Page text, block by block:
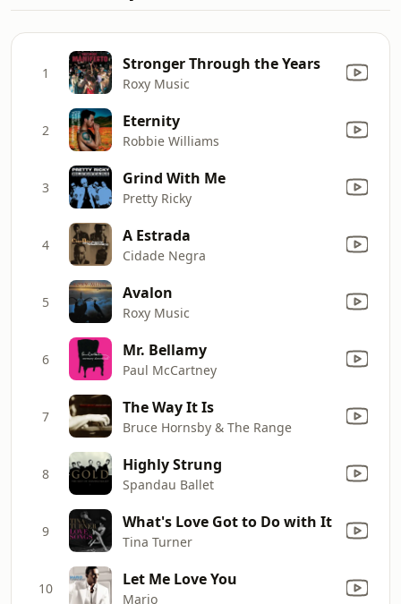
1 Stronger Through the Years
Roxy Music
2 Eternity
Robbie Williams
3 Grind With Me
Pretty Ricky
4 A Estrada
Cidade Negra
5 Avalon
Roxy Music
6 Mr. Bellamy
Paul McCartney
7 The Way It Is
Bruce Hornsby & The Range
8 Highly Strung
Spandau Ballet
9 What's Love Got to Do with It
Tina Turner
10 Let Me Love You
Mario